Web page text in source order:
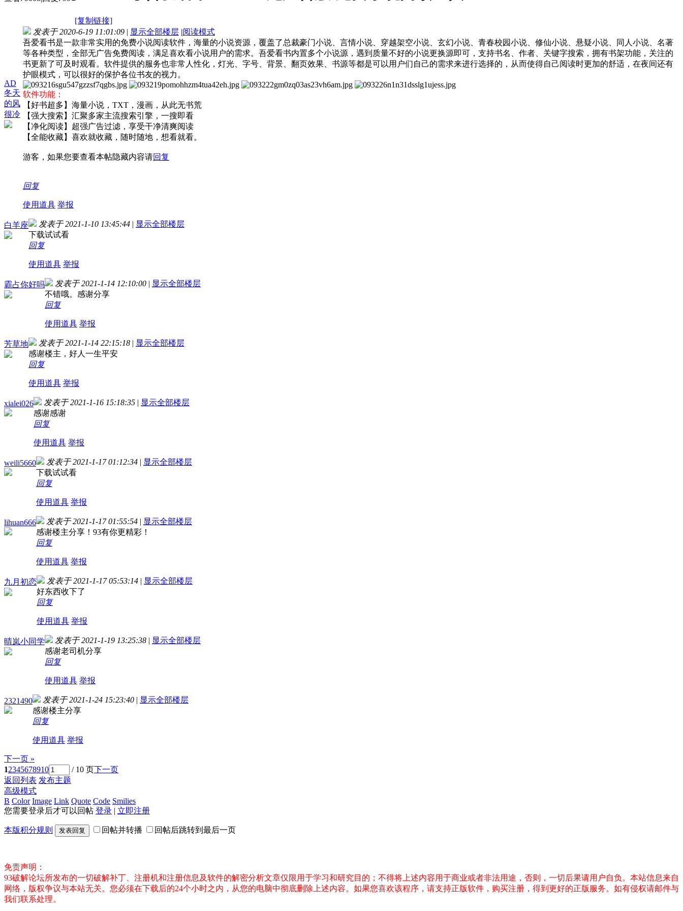
[复制链接]
AD
冬天
的风
很冷
发表于 2020-6-19 11:01:09 | 显示全部楼层 |阅读模式
吾爱看书是一款非常实用的免费小说阅读软件，海量的小说资源，覆盖了总裁豪门小说、言情小说、穿越架空小说、玄幻小说、青春校园小说、修仙小说、悬疑小说、同人小说、名著
等各种类型，全部无广告免费阅读，满足喜欢看小说用户的需求。吾爱看书内置多个小说源，遇到质量不好的小说更换源即可，支持书名、作者、关键字搜索，拥有书架功能，关注的
书更新了可及时观看。软件提供的服务也非常人性化，灯光、字号、背景、翻页效果、书源等都是可以用户们自己的需求来进行选择的，从而使得自己阅读时更加的舒适，在夜间还有
护眼模式，可以很好的保护各位书友的视力。
软件功能：
【好书超多】海量小说，TXT，漫画，从此无书荒
【强大搜索】汇聚多家主流搜索引擎，一搜即看
【净化阅读】超强广告过滤，享受干净清爽阅读
【全能收藏】喜欢就收藏，随时随地，想看就看。
游客，如果您要查看本帖隐藏内容请回复
回复
使用道具 举报
白羊座 发表于 2021-1-10 13:45:44 | 显示全部楼层
下载试试看
回复
使用道具 举报
霸占你好吗 发表于 2021-1-14 12:10:00 | 显示全部楼层
不错哦。感谢分享
回复
使用道具 举报
芳草地 发表于 2021-1-14 22:15:18 | 显示全部楼层
感谢楼主，好人一生平安
回复
使用道具 举报
xialei026 发表于 2021-1-16 15:18:35 | 显示全部楼层
感谢感谢
回复
使用道具 举报
weili5660 发表于 2021-1-17 01:12:34 | 显示全部楼层
下载试试看
回复
使用道具 举报
lihuan666 发表于 2021-1-17 01:55:54 | 显示全部楼层
感谢楼主分享！93有你更精彩！
回复
使用道具 举报
九月初恋 发表于 2021-1-17 05:53:14 | 显示全部楼层
好东西收下了
回复
使用道具 举报
晴岚小同学 发表于 2021-1-19 13:25:38 | 显示全部楼层
感谢老司机分享
回复
使用道具 举报
2321490 发表于 2021-1-24 15:23:40 | 显示全部楼层
感谢楼主分享
回复
使用道具 举报
下一页 »
12345678910 / 10 页下一页
返回列表 发布主题
高级模式
B Color Image Link Quote Code Smilies
您需要登录后才可以回帖 登录 | 立即注册
本版积分规则 发表回复 回帖并转播 回帖后跳转到最后一页
免责声明：
93破解论坛所发布的一切破解补丁、注册机和注册信息及软件的解密分析文章仅限用于学习和研究目的；不得将上述内容用于商业或者非法用途，否则，一切后果请用户自负。本站信息来自
网络，版权争议与本站无关。您必须在下载后的24个小时之内，从您的电脑中彻底删除上述内容。如果您喜欢该程序，请支持正版软件，购买注册，得到更好的正版服务。如有侵权请邮件与
我们联系处理。